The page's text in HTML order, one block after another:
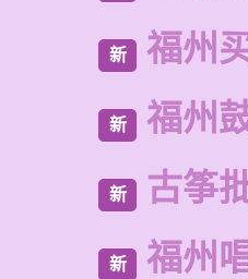
新 福州
新 福州
新 古筝
新 福州